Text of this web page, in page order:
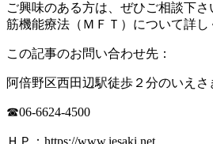
ご興味のある方は、ぜひご相談下さ
筋機能療法（ＭＦＴ）について詳
この記事のお問い合わせ先：
阿倍野区西田辺駅徒歩２分のいえさ
☎06-6624-4500